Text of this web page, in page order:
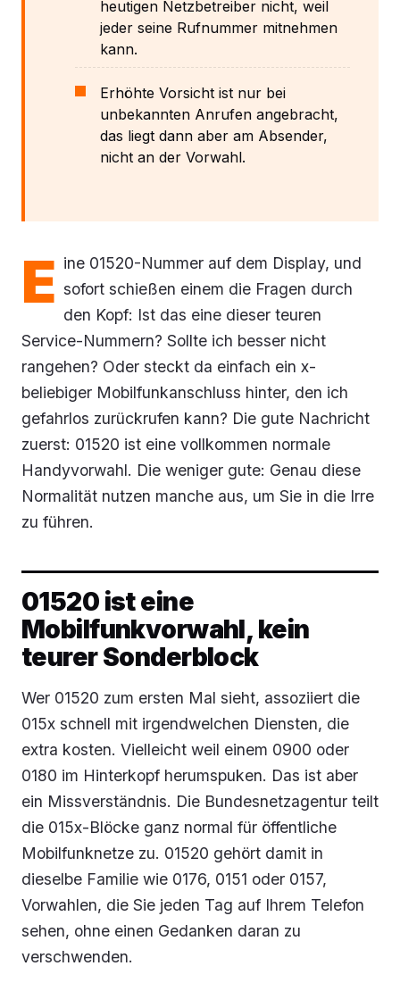
heutigen Netzbetreiber nicht, weil
jeder seine Rufnummer mitnehmen
kann.
Erhöhte Vorsicht ist nur bei
unbekannten Anrufen angebracht,
das liegt dann aber am Absender,
nicht an der Vorwahl.
E ine 01520-Nummer auf dem Display, und
sofort schießen einem die Fragen durch
den Kopf: Ist das eine dieser teuren
Service-Nummern? Sollte ich besser nicht
rangehen? Oder steckt da einfach ein x-
beliebiger Mobilfunkanschluss hinter, den ich
gefahrlos zurückrufen kann? Die gute Nachricht
zuerst: 01520 ist eine vollkommen normale
Handyvorwahl. Die weniger gute: Genau diese
Normalität nutzen manche aus, um Sie in die Irre
zu führen.
01520 ist eine
Mobilfunkvorwahl, kein
teurer Sonderblock
Wer 01520 zum ersten Mal sieht, assoziiert die
015x schnell mit irgendwelchen Diensten, die
extra kosten. Vielleicht weil einem 0900 oder
0180 im Hinterkopf herumspuken. Das ist aber
ein Missverständnis. Die Bundesnetzagentur teilt
die 015x-Blöcke ganz normal für öffentliche
Mobilfunknetze zu. 01520 gehört damit in
dieselbe Familie wie 0176, 0151 oder 0157,
Vorwahlen, die Sie jeden Tag auf Ihrem Telefon
sehen, ohne einen Gedanken daran zu
verschwenden.